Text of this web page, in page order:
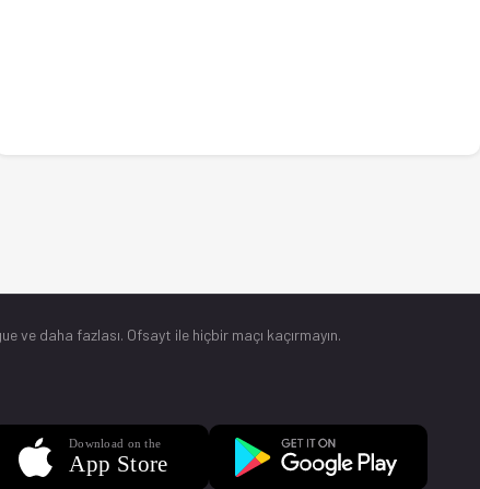
ve daha fazlası. Ofsayt ile hiçbir maçı kaçırmayın.